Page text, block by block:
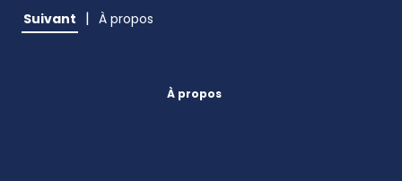
Suivant | À propos
À propos